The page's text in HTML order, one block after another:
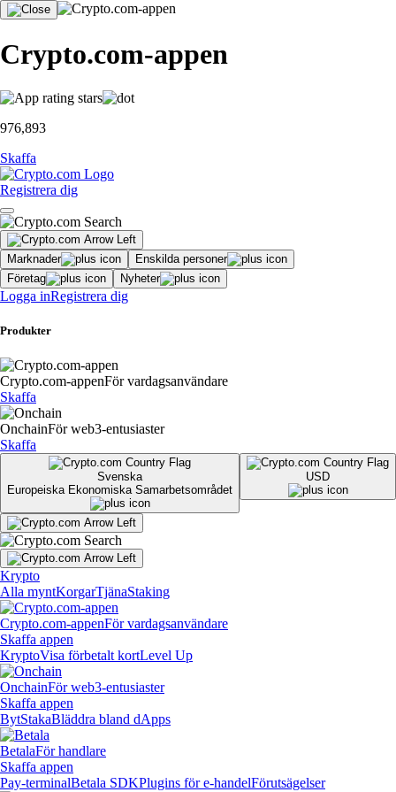
Crypto.com-appen
976,893
Skaffa
Registrera dig
Marknader
Enskilda personer
Företag
Nyheter
Logga inRegistrera dig
Produkter
Crypto.com-appenFör vardagsanvändare
Skaffa
OnchainFör web3-entusiaster
Skaffa
Svenska
Europeiska Ekonomiska Samarbetsområdet
USD
Krypto
Alla myntKorgarTjänaStaking
Crypto.com-appenFör vardagsanvändare
Skaffa appen
KryptoVisa förbetalt kortLevel Up
OnchainFör web3-entusiaster
Skaffa appen
BytStakaBläddra bland dApps
BetalaFör handlare
Skaffa appen
Pay-terminalBetala SDKPlugins för e-handelFörutsägelser